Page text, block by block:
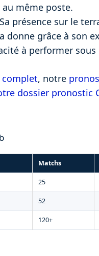
même poste.
présence sur le
donne grâce à son
à performer sous
, notre
dossier pronostic
Matchs
25
52
120+